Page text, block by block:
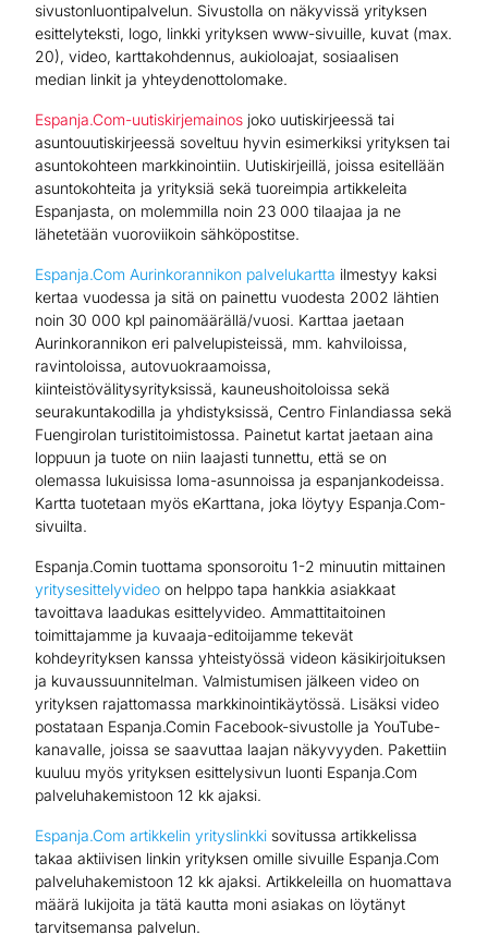
sivustonluontipalvelun. Sivustolla on näkyvissä yrityksen
esittelyteksti, logo, linkki yrityksen www-sivuille, kuvat (max.
20), video, karttakohdennus, aukioloajat, sosiaalisen
median linkit ja yhteydenottolomake.
Espanja.Com-uutiskirjemainos joko uutiskirjeessä tai
asuntouutiskirjeessä soveltuu hyvin esimerkiksi yrityksen tai
asuntokohteen markkinointiin. Uutiskirjeillä, joissa esitellään
asuntokohteita ja yrityksiä sekä tuoreimpia artikkeleita
Espanjasta, on molemmilla noin 23 000 tilaajaa ja ne
lähetetään vuoroviikoin sähköpostitse.
Espanja.Com Aurinkorannikon palvelukartta ilmestyy kaksi
kertaa vuodessa ja sitä on painettu vuodesta 2002 lähtien
noin 30 000 kpl painomäärällä/vuosi. Karttaa jaetaan
Aurinkorannikon eri palvelupisteissä, mm. kahviloissa,
ravintoloissa, autovuokraamoissa,
kiinteistövälitysyrityksissä, kauneushoitoloissa sekä
seurakuntakodilla ja yhdistyksissä, Centro Finlandiassa sekä
Fuengirolan turistitoimistossa. Painetut kartat jaetaan aina
loppuun ja tuote on niin laajasti tunnettu, että se on
olemassa lukuisissa loma-asunnoissa ja espanjankodeissa.
Kartta tuotetaan myös eKarttana, joka löytyy Espanja.Com-
sivuilta.
Espanja.Comin tuottama sponsoroitu 1-2 minuutin mittainen
yritysesittelyvideo on helppo tapa hankkia asiakkaat
tavoittava laadukas esittelyvideo. Ammattitaitoinen
toimittajamme ja kuvaaja-editoijamme tekevät
kohdeyrityksen kanssa yhteistyössä videon käsikirjoituksen
ja kuvaussuunnitelman. Valmistumisen jälkeen video on
yrityksen rajattomassa markkinointikäytössä. Lisäksi video
postataan Espanja.Comin Facebook-sivustolle ja YouTube-
kanavalle, joissa se saavuttaa laajan näkyvyyden. Pakettiin
kuuluu myös yrityksen esittelysivun luonti Espanja.Com
palveluhakemistoon 12 kk ajaksi.
Espanja.Com artikkelin yrityslinkki sovitussa artikkelissa
takaa aktiivisen linkin yrityksen omille sivuille Espanja.Com
palveluhakemistoon 12 kk ajaksi. Artikkeleilla on huomattava
määrä lukijoita ja tätä kautta moni asiakas on löytänyt
tarvitsemansa palvelun.